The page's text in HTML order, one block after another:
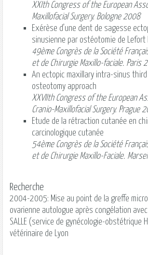
XXIth Congress of the European
Maxillofacial Surgery. Bologne 2008
Exérèse d’une dent de sagesse
sinusienne par ostéotomie de Lefort I
49ème Congrès de la Société
et de Chirurgie Maxillo-faciale. Paris
An ectopic maxillary intra-sinus third
osteotomy approach
XXVIIth Congress of the European
Cranio-Maxillofacial Surgery. Prague
Etude de la rétraction cutanée en
carcinologique cutanée
54ème Congrès de la Société
et de Chirurgie Maxillo-Faciale.
Recherche
2004-2005: Mise au point de la greffe
ovarienne autologue après congélation
SALLE (service de gynécologie-obstétrique
vétérinaire de Lyon